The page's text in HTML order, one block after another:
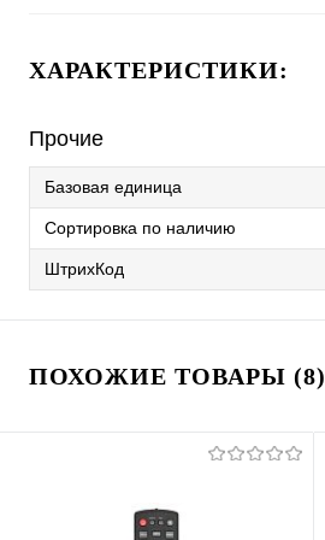
ХАРАКТЕРИСТИКИ:
Прочие
Базовая единица
Сортировка по наличию
ШтрихКод
ПОХОЖИЕ ТОВАРЫ (8)